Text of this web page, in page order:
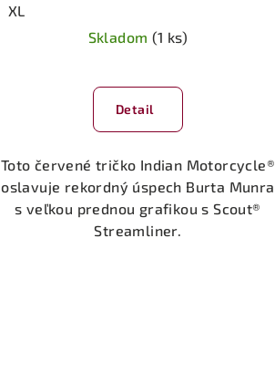
XL
Skladom (1 ks)
hodnotenie
produktu
je
5,0
z
hviezdičiek.
Detail
Toto červené tričko Indian Motorcycle®
oslavuje rekordný úspech Burta Munra
s veľkou prednou grafikou s Scout®
Streamliner.